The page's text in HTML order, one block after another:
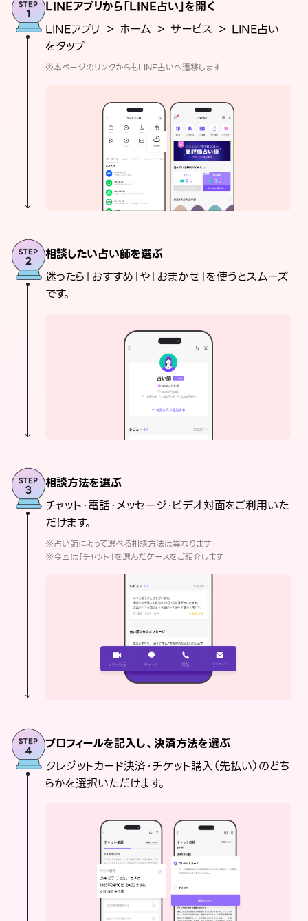
LINEアプリから「LINE占い」を開く
LINEアプリ ＞ ホーム ＞ サービス ＞ LINE占い
をタップ
※本ページのリンクからもLINE占いへ遷移します
相談したい占い師を選ぶ
迷ったら「おすすめ」や「おまかせ」を使うとスムーズ
です。
相談方法を選ぶ
チャット・電話・メッセージ・ビデオ対面をご利用いた
だけます。
※占い師によって選べる相談方法は異なります
※今回は「チャット」を選んだケースをご紹介します
プロフィールを記入し、決済方法を選ぶ
クレジットカード決済・チケット購入（先払い）のどち
らかを選択いただけます。